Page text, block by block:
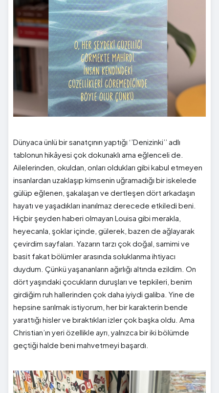
Dünyaca ünlü bir sanatçının yaptığı ‘’Denizinki’’ adlı
tablonun hikâyesi çok dokunaklı ama eğlenceli de.
Ailelerinden, okuldan, onları oldukları gibi kabul etmeyen
insanlardan uzaklaşıp kimsenin uğramadığı bir iskelede
gülüp eğlenen, şakalaşan ve dertleşen dört arkadaşın
hayatı ve yaşadıkları inanılmaz derecede etkiledi beni.
Hiçbir şeyden haberi olmayan Louisa gibi merakla,
heyecanla, şoklar içinde, gülerek, bazen de ağlayarak
çevirdim sayfaları. Yazarın tarzı çok doğal, samimi ve
basit fakat bölümler arasında soluklanma ihtiyacı
duydum. Çünkü yaşananların ağırlığı altında ezildim. On
dört yaşındaki çocukların duruşları ve tepkileri, benim
girdiğim ruh hallerinden çok daha iyiydi galiba. Yine de
hepsine sarılmak istiyorum, her bir karakterin bende
yarattığı hisler ve bıraktıkları izler çok başka oldu. Ama
Christian’ın yeri özellikle ayrı, yalnızca bir iki bölümde
geçtiği halde beni mahvetmeyi başardı.